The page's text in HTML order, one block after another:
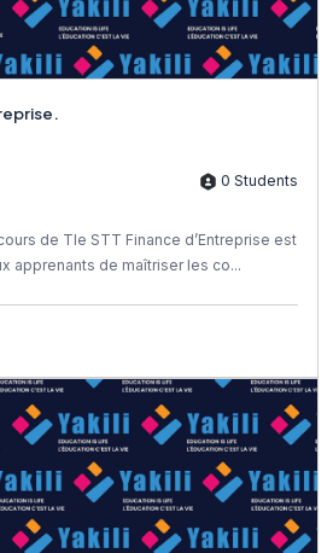
0 Students
de Tle STT Finance d’Entreprise est
apprenants de maîtriser les co...